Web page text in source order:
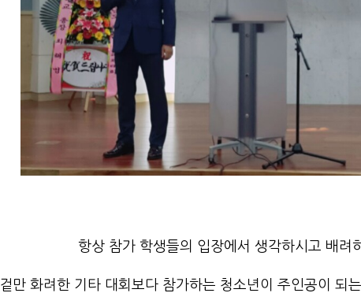
항상 참가 학생들의 입장에서 생각하시고 배려
겉만 화려한 기타 대회보다 참가하는 청소년이 주인공이 되는